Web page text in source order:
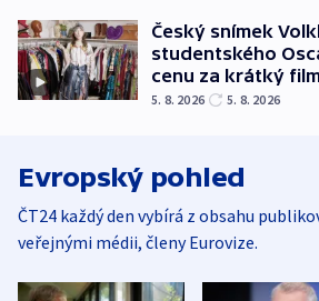
Český snímek
studentského
cenu za krátký
5. 8. 2026 5. 8. 2026
Evropský pohled
ČT24 každý den vybírá z obsahu
veřejnými médii, členy Eurovize.